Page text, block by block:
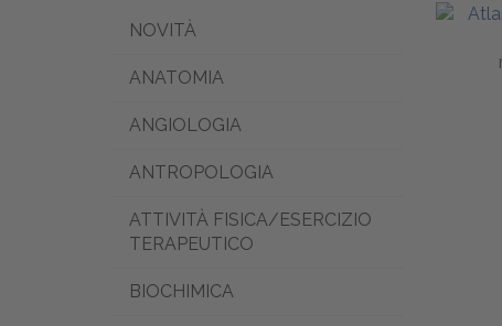
NOVITÀ
ANATOMIA
ANGIOLOGIA
ANTROPOLOGIA
ATTIVITÀ FISICA/ESERCIZIO
TERAPEUTICO
BIOCHIMICA